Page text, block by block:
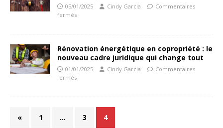
05/01/2025 Cindy Garcia
Commentaires
fermés
Rénovation énergétique en copropriété : le
nouveau cadre juridique qui change tout
01/01/2025 Cindy Garcia
Commentaires
fermés
« 1 … 3 4